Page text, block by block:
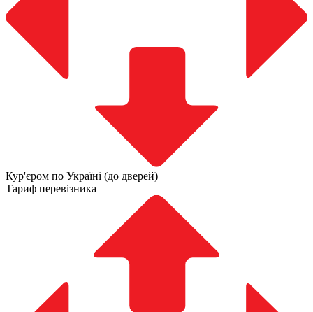
Кур'єром по Україні (до дверей)
Тариф перевізника